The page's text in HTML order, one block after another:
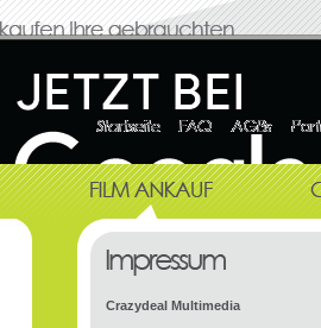
Crazydeal Multimedia